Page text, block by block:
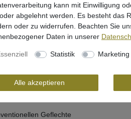
Produktsicherheit
Geflechte
kann mit Einwilligung
abgelehnt werden. Es besteht das
oder zu widerrufen. Beachten Sie
Daten in unserer
Statistik Marketing
Alle akzeptieren